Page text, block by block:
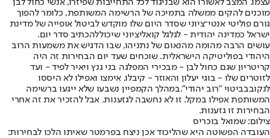
עצמו. המצב לאשורו הוא שבניגוד לכל התחייבות שפיזרו, אנשי כחול לבן
מוכנים להקים ממשלה בתמיכה של הרשימה המשותפת, כלומר להפוך
גורם פוליטי אנטי־ציוני שסדר היום שלו מוקדש לביטול אופייה של מדינת
ישראל כמדינה יהודית - לגלגל קואליציוני שיכוללהכתיב סדר יום.
עושים הרבה מהומה מהנאום של נתניהו, שבו הדגיש את משמעות הרוב
היהודי בפוליטיקה הישראלית. שוכחים שעד יום הבחירות זה היה
קריטריון שגם כחול לבן - מבכירי המפלגה בני גנץ ויאיר לפיד - ועד
לזוטרים שלו - בוגי יעלון והאוזר - קיבלו, אימצו ואפילו לא היססו
לנקובבביטוי "רוב יהודי".במהלך הקמפיין נשבעו שלא ייגעו ברשימה
המשותפת אפילו במקל. זו לא נחשבה לגזענות. אבל להזכיר את זה אחרי
הבחירות זו גזענות.
צילום: שמואל בוכריס
העובדה הפשוטה היא שהליכוד אכן ניצח בפרמטר שאיתו הלכו לבחירות: